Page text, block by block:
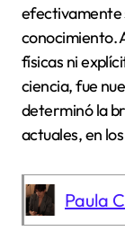
efectivamente
conocimiento.
físicas ni
ciencia, fue
determinó la
actuales, en
Paula